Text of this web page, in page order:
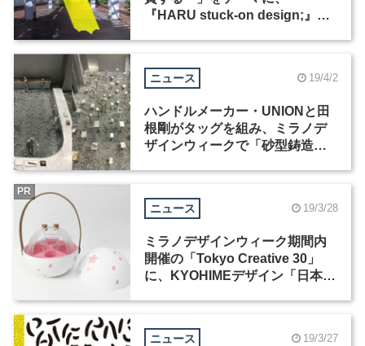
『HARU stuck-on design;』が
ニュース 19/4/2
ハンドルメーカー・UNIONと田
根剛がタッグを組み、ミラノデ
ザインウィークで「砂型鋳造」
ニュース 19/3/28
ミラノデザインウィーク期間内
開催の「Tokyo Creative 30」
に、KYOHIMEデザイン「日本酒
PR
ニュース 19/3/27